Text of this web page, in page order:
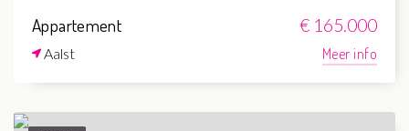
Appartement € 165.000
Aalst Meer info